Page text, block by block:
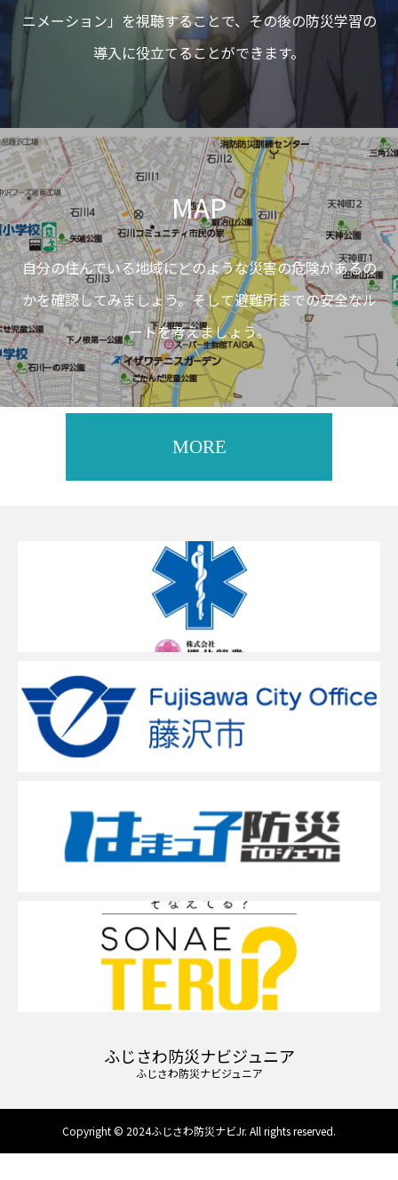
ニメーション」を視聴することで、その後の防災学習の
導入に役立てることができます。
MAP
自分の住んでいる地域にどのような災害の危険があるの
かを確認してみましょう。そして避難所までの安全なル
ートを考えましょう。
ふじさわ防災ナビジュニア
ふじさわ防災ナビジュニア
Copyright © 2024ふじさわ防災ナビJr. All rights reserved.